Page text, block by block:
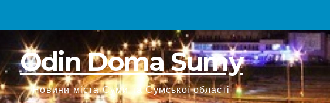
Odin Doma Sumy
Новини міста Суми та Сумської області